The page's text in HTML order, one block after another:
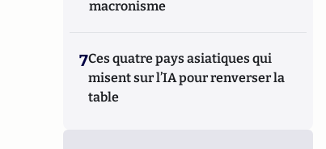
macronisme
7Ces quatre pays asiatiques qui
misent sur l’IA pour renverser la
table